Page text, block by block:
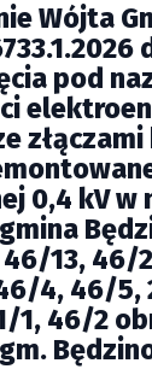
Wójta
pod
0,4 kV w
13, 46/
4, 46/5,
1, 46/2